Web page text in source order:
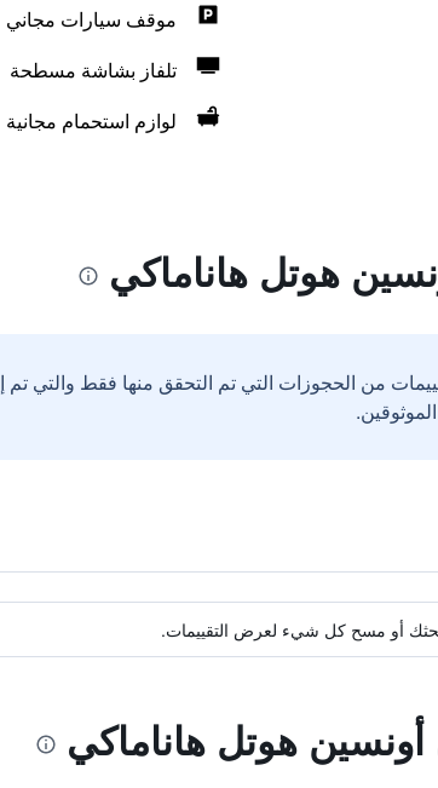
موقف سيارات مجاني
تلفاز بشاشة مسطحة
لوازم استحمام مجانية
هوتل هاناماكي
من الحجوزات التي تم التحقق منها فقط والتي
بحثك أو مسح كل شيء لعرض التقييمات.
أونسين هوتل هاناماكي